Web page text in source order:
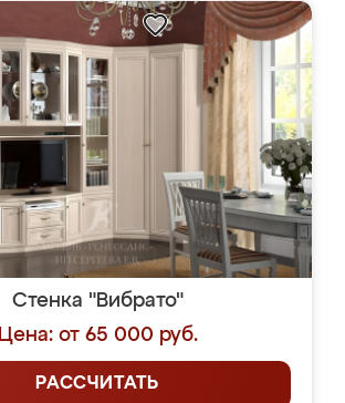
Стенка "Вибрато"
Цена: от 65 000 руб.
РАССЧИТАТЬ